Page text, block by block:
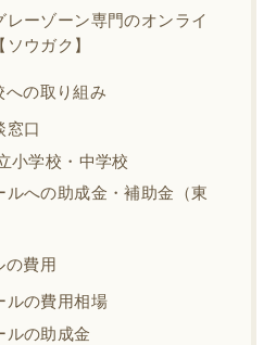
レーゾーン専門のオンライ
ウガク】
の取り組み
窓口
小学校・中学校
ルへの助成金・補助金（東
の費用
ルの費用相場
ルの助成金